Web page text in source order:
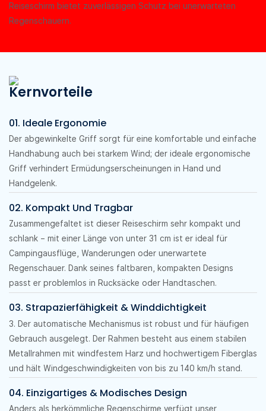
Reiseschirm bietet zuverlässigen Schutz bei unerwarteten
Regenschauern.
Kernvorteile
01. Ideale Ergonomie
Der abgewinkelte Griff sorgt für eine komfortable und einfache
Handhabung auch bei starkem Wind; der ideale ergonomische
Griff verhindert Ermüdungserscheinungen in Hand und
Handgelenk.
02. Kompakt Und Tragbar
Zusammengefaltet ist dieser Reiseschirm sehr kompakt und
schlank – mit einer Länge von unter 31 cm ist er ideal für
Campingausflüge, Wanderungen oder unerwartete
Regenschauer. Dank seines faltbaren, kompakten Designs
passt er problemlos in Rucksäcke oder Handtaschen.
03. Strapazierfähigkeit & Winddichtigkeit
3. Der automatische Mechanismus ist robust und für häufigen
Gebrauch ausgelegt. Der Rahmen besteht aus einem stabilen
Metallrahmen mit windfestem Harz und hochwertigem Fiberglas
und hält Windgeschwindigkeiten von bis zu 140 km/h stand.
04. Einzigartiges & Modisches Design
Anders als herkömmliche Regenschirme verfügt unser